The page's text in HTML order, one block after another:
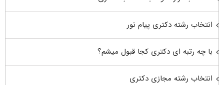
انتخاب رشته دکتری پیام نور
با چه رتبه ای دکتری کجا قبول میشم؟
انتخاب رشته مجازی دکتری